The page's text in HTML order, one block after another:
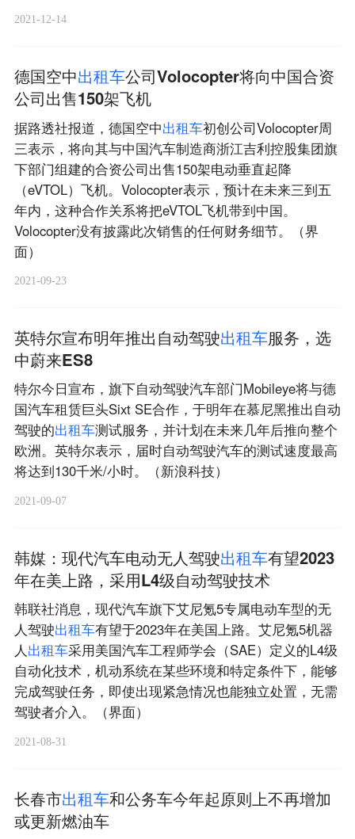
2021-12-14
德国空中出租车公司Volocopter将向中国合资
公司出售150架飞机
据路透社报道，德国空中出租车初创公司Volocopter周
三表示，将向其与中国汽车制造商浙江吉利控股集团旗
下部门组建的合资公司出售150架电动垂直起降
（eVTOL）飞机。Volocopter表示，预计在未来三到五
年内，这种合作关系将把eVTOL飞机带到中国。
Volocopter没有披露此次销售的任何财务细节。（界
面）
2021-09-23
英特尔宣布明年推出自动驾驶出租车服务，选
中蔚来ES8
特尔今日宣布，旗下自动驾驶汽车部门Mobileye将与德
国汽车租赁巨头Sixt SE合作，于明年在慕尼黑推出自动
驾驶的出租车测试服务，并计划在未来几年后推向整个
欧洲。英特尔表示，届时自动驾驶汽车的测试速度最高
将达到130千米/小时。（新浪科技）
2021-09-07
韩媒：现代汽车电动无人驾驶出租车有望2023
年在美上路，采用L4级自动驾驶技术
韩联社消息，现代汽车旗下艾尼氪5专属电动车型的无
人驾驶出租车有望于2023年在美国上路。艾尼氪5机器
人出租车采用美国汽车工程师学会（SAE）定义的L4级
自动化技术，机动系统在某些环境和特定条件下，能够
完成驾驶任务，即使出现紧急情况也能独立处置，无需
驾驶者介入。（界面）
2021-08-31
长春市出租车和公务车今年起原则上不再增加
或更新燃油车